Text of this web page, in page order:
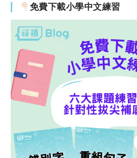
免費下載小學中文練習